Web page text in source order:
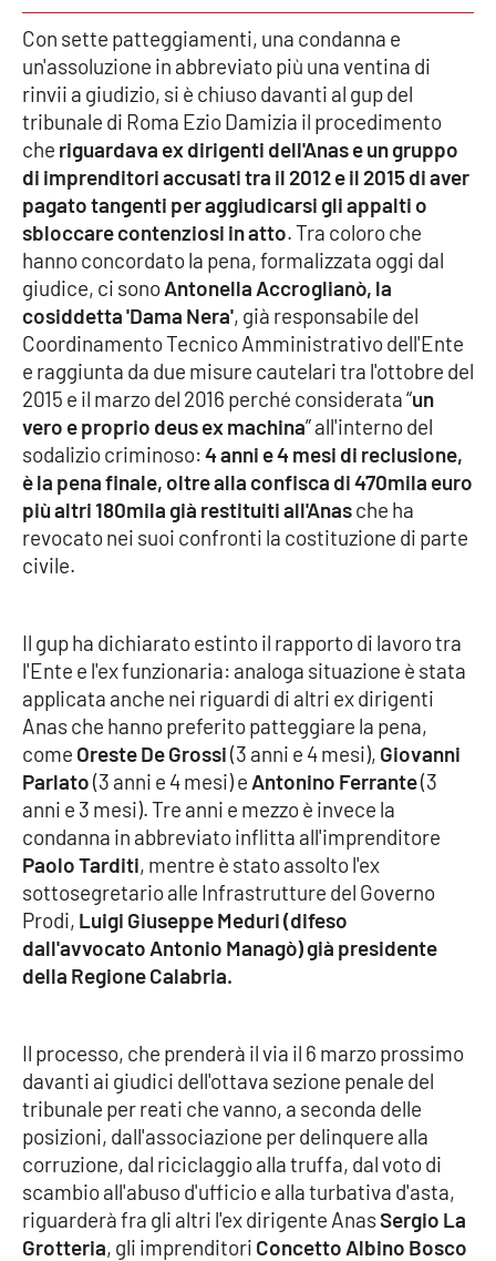
Meteo
Editoriali
VIDEO
Ambiente
Cronaca
Cultura
Economia e Lavoro
Politica
Sanità
Società
RUBRICHE
Good Morning Vietnam
Parchi Marini Calabria
Leggendo Alvaro insieme
Imprese Di Calabria
Le perfidie di Antonella Grippo
STREAMING
LaC TV
LaC Network
Con sette patteggiamenti, una condanna e
un'assoluzione in abbreviato più una ventina di
rinvii a giudizio, si è chiuso davanti al gup del
tribunale di Roma Ezio Damizia il procedimento
che riguardava ex dirigenti dell'Anas e un gruppo
di imprenditori accusati tra il 2012 e il 2015 di aver
pagato tangenti per aggiudicarsi gli appalti o
sbloccare contenziosi in atto. Tra coloro che
hanno concordato la pena, formalizzata oggi dal
giudice, ci sonoAntonella Accroglianò, la
cosiddetta 'Dama Nera', già responsabile del
Coordinamento Tecnico Amministrativo dell'Ente
e raggiunta da due misure cautelari tra l'ottobre del
2015 e il marzo del 2016 perché considerata “un
vero e proprio deus ex machina” all'interno del
sodalizio criminoso:4 anni e 4 mesi di reclusione,
è la pena finale, oltre alla confisca di 470mila euro
più altri 180mila già restituiti all'Anasche ha
revocato nei suoi confronti la costituzione di parte
civile.
Il gup ha dichiarato estinto il rapporto di lavoro tra
l'Ente e l'ex funzionaria: analoga situazione è stata
applicata anche nei riguardi di altri ex dirigenti
Anas che hanno preferito patteggiare la pena,
come Oreste De Grossi(3 anni e 4 mesi), Giovanni
Parlato(3 anni e 4 mesi) e Antonino Ferrante(3
anni e 3 mesi). Tre anni e mezzo è invece la
condanna in abbreviato inflitta all'imprenditore
Paolo Tarditi, mentre è stato assolto l'ex
sottosegretario alle Infrastrutture del Governo
Prodi, Luigi Giuseppe Meduri (difeso
dall'avvocato Antonio Managò) già presidente
della Regione Calabria.
Il processo, che prenderà il via il 6 marzo prossimo
davanti ai giudici dell'ottava sezione penale del
tribunale per reati che vanno, a seconda delle
posizioni, dall'associazione per delinquere alla
corruzione, dal riciclaggio alla truffa, dal voto di
scambio all'abuso d'ufficio e alla turbativa d'asta,
riguarderà fra gli altri l'ex dirigente AnasSergio La
Grotteria, gli imprenditori Concetto Albino Bosco